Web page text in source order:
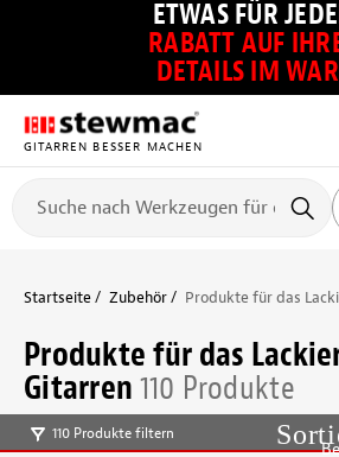
ETWAS FÜR
RABATT AUF
DETAILS IM
GITARREN BESSER MACHEN
Startseite Zubehör Produkte für das
Produkte für das
Gitarren110 Produkte
110 Produkte filtern